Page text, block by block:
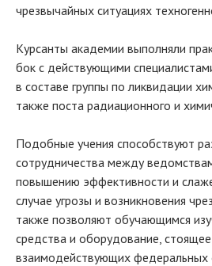
чрезвычайных ситуациях
Курсанты академии выполняли
бок с действующими
в составе группы по ликвидации
также поста радиационного и
Подобные учения способствуют
сотрудничества между
повышению эффективности и
случае угрозы и возникновения
также позволяют обучающимся
средства и оборудование,
взаимодействующих федеральных